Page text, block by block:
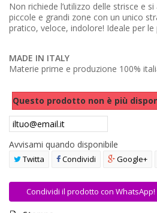
ARTICOLI IN OFFERTA
DICONO DI NOI
Non richiede l’utilizzo delle strisce e
piccole e grandi zone con un unico
pratico, veloce, indolore! Ideale per
MADE IN ITALY
Materie prime e produzione 100%
Questo prodotto non è più
Avvisami quando disponibile
Twitta Condividi Google+
Condividi il prodotto con WhatsApp!